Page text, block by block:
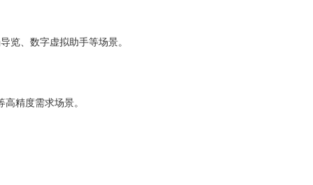
览、数字虚拟助手等场景。
精度需求场景。